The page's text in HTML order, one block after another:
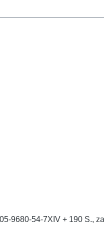
9680-54-7XIV + 190 S.,